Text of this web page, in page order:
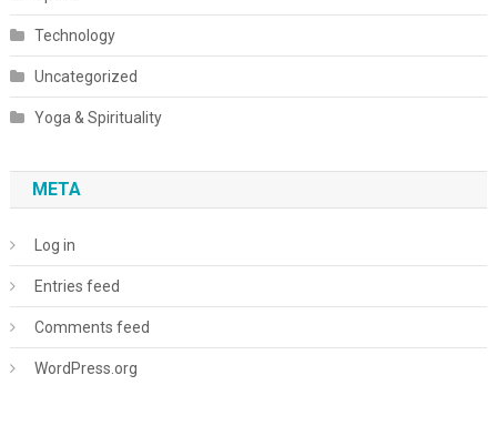
Technology
Uncategorized
Yoga & Spirituality
META
Log in
Entries feed
Comments feed
WordPress.org